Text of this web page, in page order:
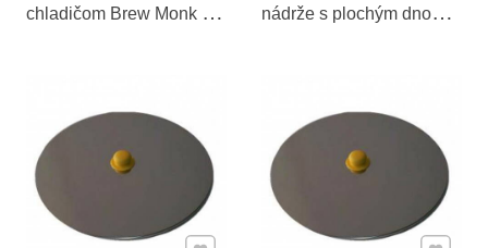
chladičom Brew Monk pre
nádrže s plochým dnom